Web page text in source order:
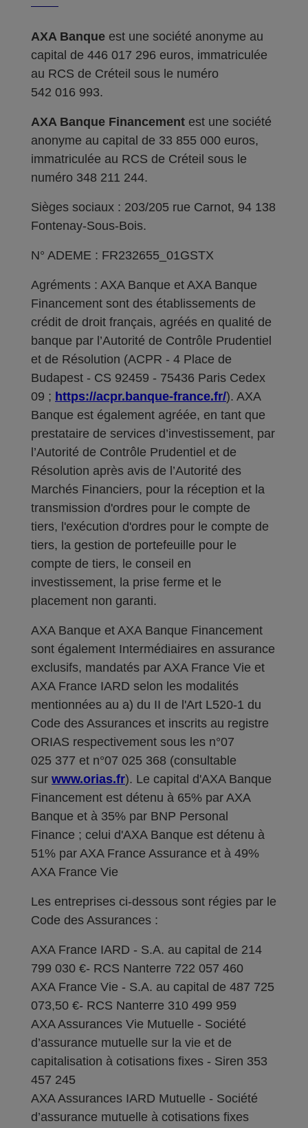
AXA Banque est une société anonyme au
capital de 446 017 296 euros, immatriculée
au RCS de Créteil sous le numéro
542 016 993.
AXA Banque Financement est une société
anonyme au capital de 33 855 000 euros,
immatriculée au RCS de Créteil sous le
numéro 348 211 244.
Sièges sociaux : 203/205 rue Carnot, 94 138
Fontenay-Sous-Bois.
N° ADEME : FR232655_01GSTX
Agréments : AXA Banque et AXA Banque
Financement sont des établissements de
crédit de droit français, agréés en qualité de
banque par l’Autorité de Contrôle Prudentiel
et de Résolution (ACPR - 4 Place de
Budapest - CS 92459 - 75436 Paris Cedex
09 ; https://acpr.banque-france.fr/). AXA
Banque est également agréée, en tant que
prestataire de services d’investissement, par
l’Autorité de Contrôle Prudentiel et de
Résolution après avis de l’Autorité des
Marchés Financiers, pour la réception et la
transmission d'ordres pour le compte de
tiers, l'exécution d'ordres pour le compte de
tiers, la gestion de portefeuille pour le
compte de tiers, le conseil en
investissement, la prise ferme et le
placement non garanti.
AXA Banque et AXA Banque Financement
sont également Intermédiaires en assurance
exclusifs, mandatés par AXA France Vie et
AXA France IARD selon les modalités
mentionnées au a) du II de l'Art L520-1 du
Code des Assurances et inscrits au registre
ORIAS respectivement sous les n°07
025 377 et n°07 025 368 (consultable
sur www.orias.fr). Le capital d'AXA Banque
Financement est détenu à 65% par AXA
Banque et à 35% par BNP Personal
Finance ; celui d'AXA Banque est détenu à
51% par AXA France Assurance et à 49%
AXA France Vie
Les entreprises ci-dessous sont régies par le
Code des Assurances :
AXA France IARD - S.A. au capital de 214
799 030 €- RCS Nanterre 722 057 460
AXA France Vie - S.A. au capital de 487 725
073,50 €- RCS Nanterre 310 499 959
AXA Assurances Vie Mutuelle - Société
d’assurance mutuelle sur la vie et de
capitalisation à cotisations fixes - Siren 353
457 245
AXA Assurances IARD Mutuelle - Société
d’assurance mutuelle à cotisations fixes